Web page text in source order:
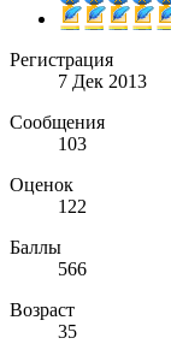
Регистрация
7 Дек 2013
Сообщения
103
Оценок
122
Баллы
566
Возраст
35